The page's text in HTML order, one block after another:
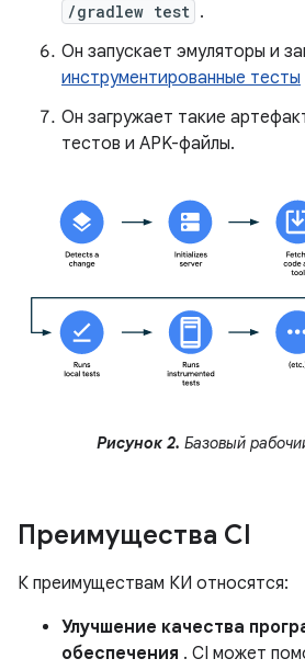
/gradlew test .
Он запускает эмуляторы и
инструментированные тесты
Он загружает такие
тестов и APK-файлы.
Рисунок 2. Базовый
Преимущества CI
К преимуществам КИ относятся:
Улучшение качества
обеспечения . CI может